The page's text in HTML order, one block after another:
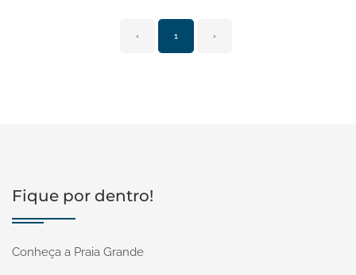
‹ 1 ›
Fique por dentro!
Conheça a Praia Grande